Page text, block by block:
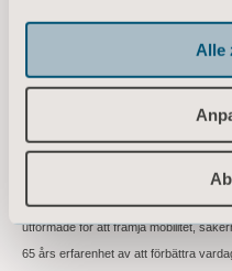
Alle
offentliggörande den 14 juli 2023 kl.
Om Arjo
På Arjo är vi övertygade om att goda
central del av att erbjuda vård av hög
patientförflyttning, hygien,
förebyggande av trycksår och
utformade för att främja mobilitet,
65 års erfarenhet av att förbättra